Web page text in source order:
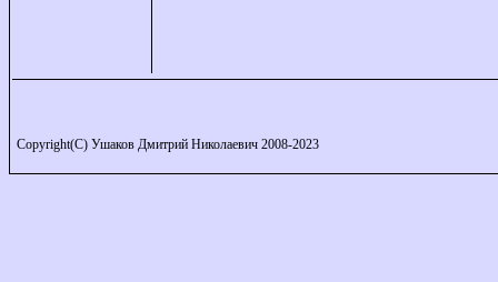
Copyright(C) Ушаков Дмитрий Николаевич 2008-2023